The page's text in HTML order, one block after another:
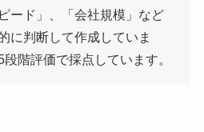
ード」、「会社規模」など
に判断して作成していま
階評価で採点しています。